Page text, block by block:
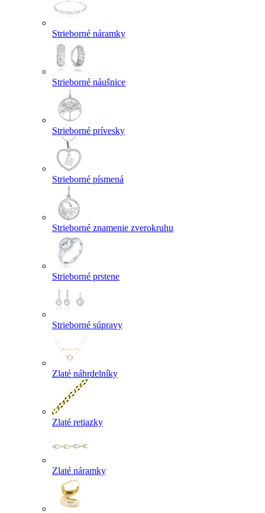
Strieborné náramky
Strieborné náušnice
Strieborné prívesky
Strieborné písmená
Strieborné znamenie zverokruhu
Strieborné prstene
Strieborné súpravy
Zlaté náhrdelníky
Zlaté retiazky
Zlaté náramky